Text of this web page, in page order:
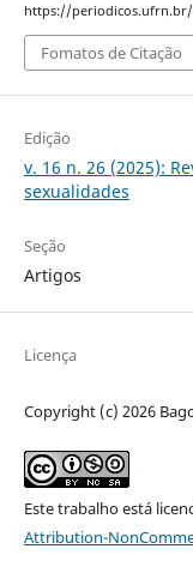
https://periodicos.ufrn.br/
Fomatos de Citação
Edição
v. 16 n. 26 (2025):
sexualidades
Seção
Artigos
Licença
Copyright (c) 2026
Este trabalho está
Attribution-